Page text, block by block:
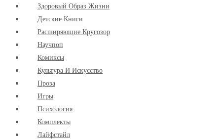
Здоровый Образ Жизни
Детские Книги
Расширяющие Кругозор
Научпоп
Комиксы
Культура И Искусство
Проза
Игры
Психология
Комплекты
Лайфстайл